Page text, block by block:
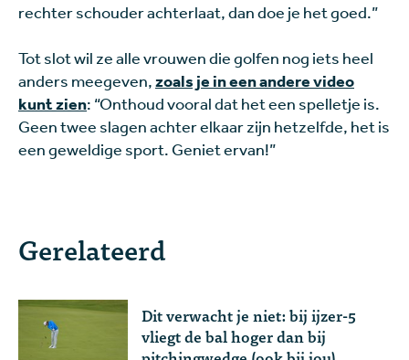
rechter schouder achterlaat, dan doe je het goed.”
Tot slot wil ze alle vrouwen die golfen nog iets heel
anders meegeven,zoals je in een andere video
kunt zien: “Onthoud vooral dat het een spelletje is.
Geen twee slagen achter elkaar zijn hetzelfde, het is
een geweldige sport. Geniet ervan!”
Gerelateerd
Dit verwacht je niet: bij ijzer-5
vliegt de bal hoger dan bij